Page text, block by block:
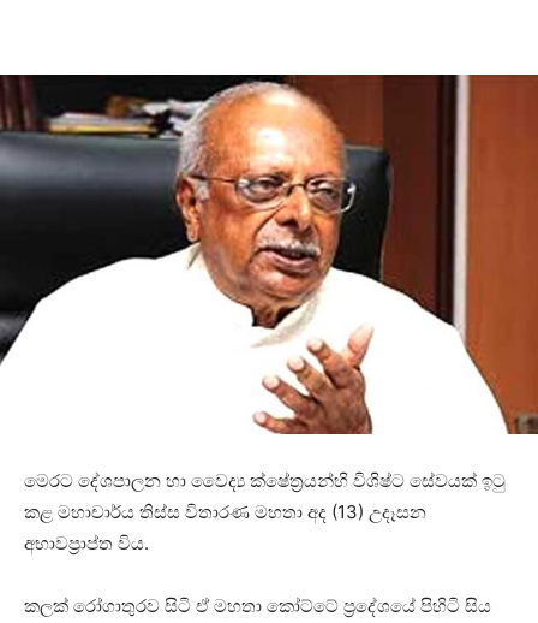
මෙරට දේශපාලන හා වෛද්‍ය ක්ෂේත්‍රයන්හි විශිෂ්ට සේවයක් ඉටු
කළ මහාචාර්ය තිස්ස විතාරණ මහතා අද (13) උදෑසන
අභාවප්‍රාප්ත විය.
කලක් රෝගාතුරව සිටි ඒ මහතා කෝට්ටේ ප්‍රදේශයේ පිහිටි සිය